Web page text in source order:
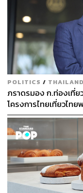
POLITICS / THAILAND
ภราดรมอง ก.ท่องเที่ย
โครงการไทยเที่ยวไท